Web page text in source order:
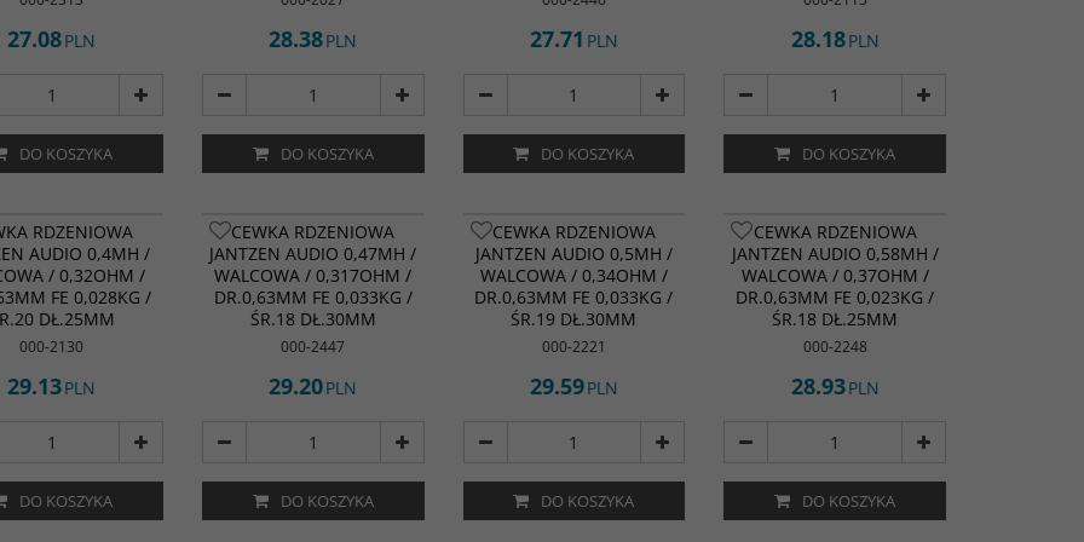
27.08PLN
DO KOSZYKA
28.38PLN
DO KOSZYKA
27.71 PLN
DO KOSZYKA
28.18PLN
DO KOSZYKA
RDZENIOWA
AUDIO 0,4MH /
/ 0,32OHM /
FE 0,028KG /
DŁ.25MM
000-2130
29.13PLN
DO KOSZYKA
CEWKA RDZENIOWA
JANTZEN AUDIO 0,47MH /
WALCOWA / 0,317OHM /
DR.0,63MM FE 0,033KG /
ŚR.18 DŁ.30MM
000-2447
29.20PLN
DO KOSZYKA
CEWKA RDZENIOWA
JANTZEN AUDIO 0,5MH /
WALCOWA / 0,34OHM /
DR.0,63MM FE 0,033KG /
ŚR.19 DŁ.30MM
000-2221
29.59PLN
DO KOSZYKA
CEWKA RDZENIOWA
JANTZEN AUDIO 0,58MH /
WALCOWA / 0,37OHM /
DR.0,63MM FE 0,023KG /
ŚR.18 DŁ.25MM
000-2248
28.93PLN
DO KOSZYKA